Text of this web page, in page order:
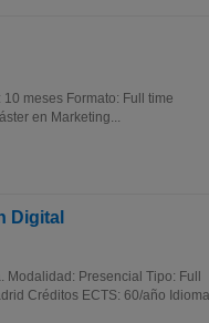
meses Formato: Full time
en Marketing...
Digital
Presencial Tipo: Full
Créditos ECTS: 60/año